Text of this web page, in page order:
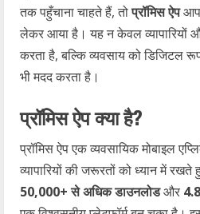
तक पहुँचाना चाहते हैं, तोप्रॉमिस ऐप
लेकर आया है। यह न केवल व्यापारियों
करता है, बल्कि व्यवसाय को डिजिटल
भी मदद करता है।
प्रॉमिस ऐप क्या है?
प्रॉमिस ऐप एक व्यवसायिक मोबाइल
व्यापारियों की जरूरतों को ध्यान में रखते
50,000+ से अधिक डाउनलोडऔर